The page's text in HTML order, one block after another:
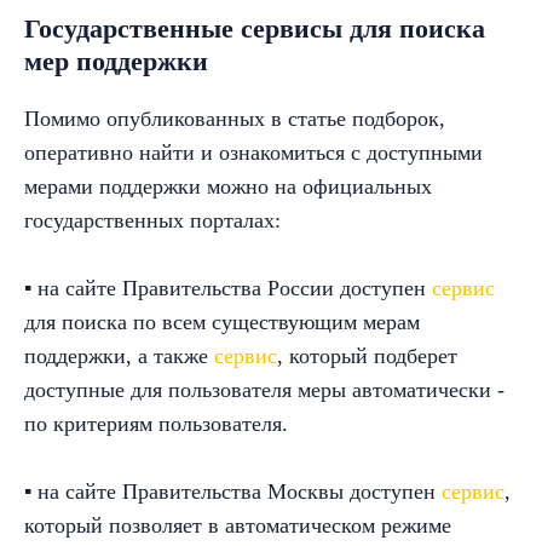
Государственные сервисы для поиска
мер поддержки
Помимо опубликованных в статье подборок,
оперативно найти и ознакомиться с доступными
мерами поддержки можно на официальных
государственных порталах:
▪ на сайте Правительства России доступен сервис
для поиска по всем существующим мерам
поддержки, а также сервис, который подберет
доступные для пользователя меры автоматически -
по критериям пользователя.
▪ на сайте Правительства Москвы доступен сервис,
который позволяет в автоматическом режиме